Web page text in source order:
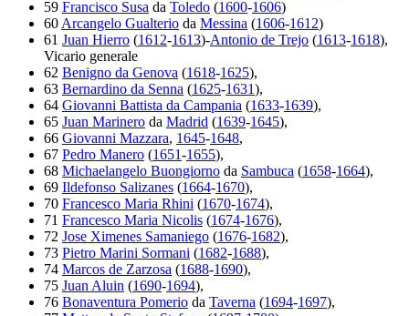
59 Francisco Susa da Toledo (1600-1606)
60 Arcangelo Gualterio da Messina (1606-1612)
61 Juan Hierro (1612-1613)-Antonio de Trejo (1613-1618),
Vicario generale
62 Benigno da Genova (1618-1625),
63 Bernardino da Senna (1625-1631),
64 Giovanni Battista da Campania (1633-1639),
65 Juan Marinero da Madrid (1639-1645),
66 Giovanni Mazzara, 1645-1648,
67 Pedro Manero (1651-1655),
68 Michaelangelo Buongiorno da Sambuca (1658-1664),
69 Ildefonso Salizanes (1664-1670),
70 Francesco Maria Rhini (1670-1674),
71 Francesco Maria Nicolis (1674-1676),
72 Jose Ximenes Samaniego (1676-1682),
73 Pietro Marini Sormani (1682-1688),
74 Marcos de Zarzosa (1688-1690),
75 Juan Aluin (1690-1694),
76 Bonaventura Pomerio da Taverna (1694-1697),